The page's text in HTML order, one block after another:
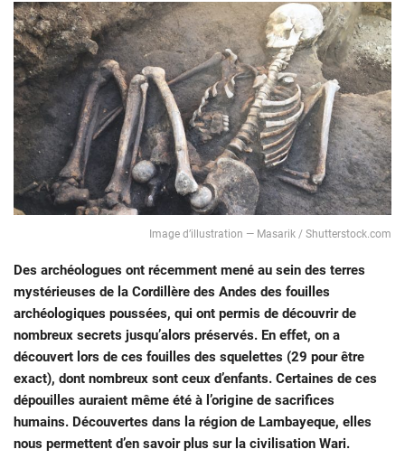
Image d’illustration ― Masarik / Shutterstock.com
Des archéologues ont récemment mené au sein des terres
mystérieuses de la Cordillère des Andes des fouilles
archéologiques poussées, qui ont permis de découvrir de
nombreux secrets jusqu’alors préservés. En effet, on a
découvert lors de ces fouilles des squelettes (29 pour être
exact), dont nombreux sont ceux d’enfants. Certaines de ces
dépouilles auraient même été à l’origine de sacrifices
humains. Découvertes dans la région de Lambayeque, elles
nous permettent d’en savoir plus sur la civilisation Wari.